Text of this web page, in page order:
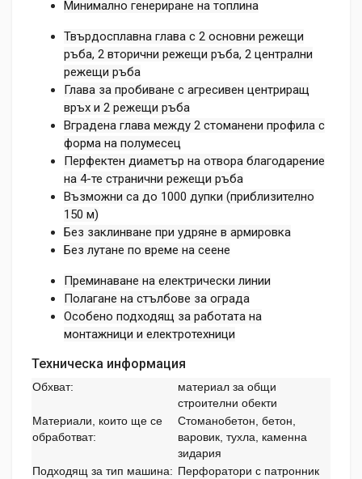
Минимално генериране на топлина
Твърдосплавна глава с 2 основни режещи
ръба, 2 вторични режещи ръба, 2 централни
режещи ръба
Глава за пробиване с агресивен центриращ
връх и 2 режещи ръба
Вградена глава между 2 стоманени профила с
форма на полумесец
Перфектен диаметър на отвора благодарение
на 4-те странични режещи ръба
Възможни са до 1000 дупки (приблизително
150 м)
Без заклинване при удряне в армировка
Без лутане по време на сеене
Преминаване на електрически линии
Полагане на стълбове за ограда
Особено подходящ за работата на
монтажници и електротехници
Техническа информация
Обхват:
материал за общи
строителни обекти
Материали, които ще се
обработват:
Стоманобетон, бетон,
варовик, тухла, каменна
зидария
Подходящ за тип машина: Перфоратори с патронник